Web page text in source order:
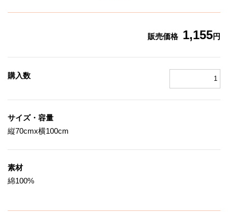
販売価格 1,155円
購入数
サイズ・容量
縦70cmx横100cm
素材
綿100%